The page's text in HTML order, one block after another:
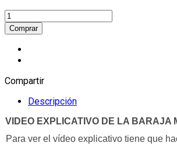
Compartir
Descripción
VIDEO EXPLICATIVO DE LA BARAJA
Para ver el vídeo explicativo tiene que